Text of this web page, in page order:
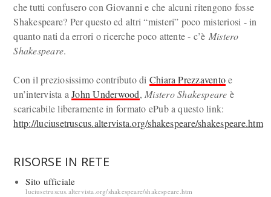
che tutti confusero con Giovanni e che alcuni ritengono fosse
Shakespeare? Per questo ed altri “misteri” poco misteriosi - in
quanto nati da errori o ricerche poco attente - c’è Mistero
Shakespeare.
Con il preziosissimo contributo di Chiara Prezzaventoe
un’intervista aJohn Underwood, Mistero Shakespeare è
scaricabile liberamente in formato ePub a questo link:
http://luciusetruscus.altervista.org/shakespeare/shakespeare.htm
RISORSE IN RETE
Sito ufficiale
luciusetruscus.altervista.org/shakespeare/shakespeare.htm